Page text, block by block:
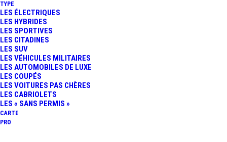
TYPE
LES ÉLECTRIQUES
LES HYBRIDES
LES SPORTIVES
LES CITADINES
LES SUV
LES VÉHICULES MILITAIRES
LES AUTOMOBILES DE LUXE
LES COUPÉS
LES VOITURES PAS CHÈRES
LES CABRIOLETS
LES « SANS PERMIS »
CARTE
PRO